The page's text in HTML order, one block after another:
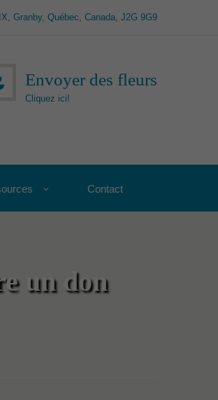
Granby, Québec, Canada, J2G 9G9
Envoyer des fleurs
Cliquez ici!
Contact
un don